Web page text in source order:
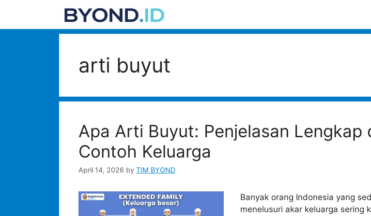
content
arti buyut
Apa Arti Buyut: Penjelasan Lengkap
Contoh Keluarga
April 14, 2026 by TIM BYOND
Banyak orang Indonesia yang
menelusuri akar keluarga sering